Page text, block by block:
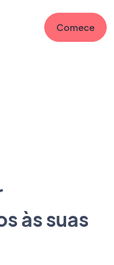
Comece
às suas